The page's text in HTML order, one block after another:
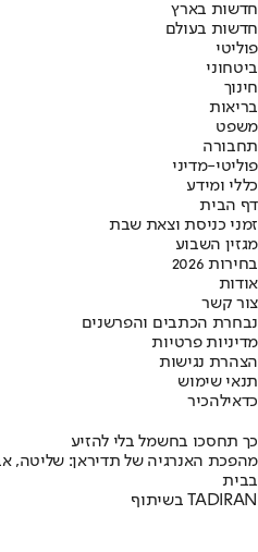
חדשות בארץ
חדשות בעולם
פוליטי
ביטחוני
חינוך
בריאות
משפט
תחבורה
פוליטי-מדיני
כללי ומידע
דף הבית
זמני כניסת וצאת שבת
מגזין השבוע
בחירות 2026
אודות
צור קשר
נבחרת הכתבים והפרשנים
מדיניות פרטיות
הצהרת נגישות
תנאי שימוש
כדאילהכיר
כך תחסכו בחשמל בלי להזיע
מהפכת האנרגיה של תדיראן: שליטה,
בבית
בשיתוף TADIRAN